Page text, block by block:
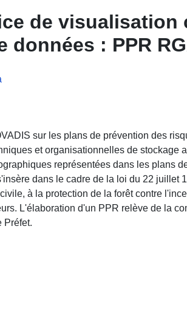
de visualisation
données : PPR
sur les plans de prévention des
et organisationnelles de stockage
représentées dans les plans
dans le cadre de la loi du 22 juillet
à la protection de la forêt contre
L'élaboration d'un PPR relève de la
Préfet.